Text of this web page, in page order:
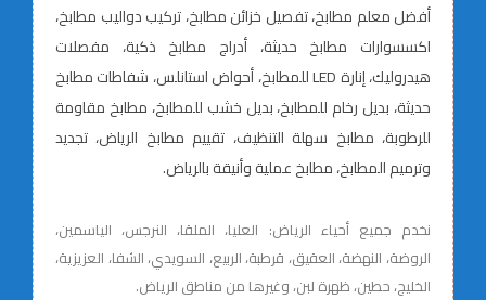
أفضل معلم مطابخ، تفصيل خزائن مطابخ، تركيب دواليب مطابخ،
اكسسوارات مطابخ حديثة، أدراج مطابخ ذكية، مفصلات
هيدروليك، إنارة LED للمطابخ، أحواض استانلس، شفاطات مطابخ
حديثة، بديل رخام للمطابخ، بديل خشب للمطابخ، مطابخ مقاومة
للرطوبة، مطابخ سهلة التنظيف، تقييم مطابخ الرياض، تجديد
وترميم المطابخ، مطابخ عملية وأنيقة بالرياض.
نخدم جميع أحياء الرياض: العليا، الملقا، النرجس، الياسمين،
الروضة، النهضة، العقيق، قرطبة، الربيع، السويدي، الشفا، العزيزية،
الخليج، حطين، ظهرة لبن، وغيرها من مناطق الرياض.